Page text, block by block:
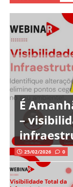
É
–
25/02/2026 0